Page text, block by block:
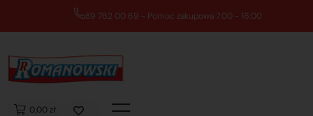
89 762 00 69 - Pomoc zakupowa 7:00 - 16:00
0,00 zł